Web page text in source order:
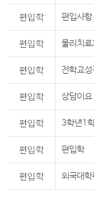
편입학
편입학 물리치
편입학 전학교
편입학 상담이요
편입학 3학년1
편입학 편입학
편입학 외국대